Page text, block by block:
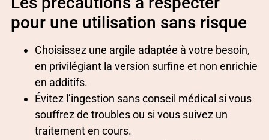
pour une utilisation sans risque
Choisissez une argile adaptée à votre besoin,
en privilégiant la version surfine et non enrichie
en additifs.
Évitez l’ingestion sans conseil médical si vous
souffrez de troubles ou si vous suivez un
traitement en cours.